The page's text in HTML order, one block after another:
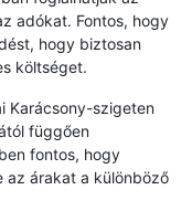
adókat. Fontos, hogy
hogy biztosan
költséget.
Karácsony-szigeten
függően
fontos, hogy
az árakat a különböző